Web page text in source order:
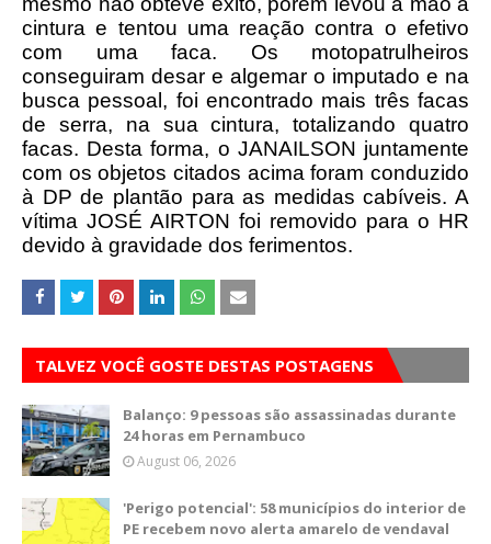
cintura e tentou uma reação contra o efetivo
com uma faca. Os motopatrulheiros
conseguiram desar e algemar o imputado e na
busca pessoal, foi encontrado mais três facas
de serra, na sua cintura, totalizando quatro
facas. Desta forma, o JANAILSON juntamente
com os objetos citados acima foram conduzido
à DP de plantão para as medidas cabíveis. A
vítima JOSÉ AIRTON foi removido para o HR
devido à gravidade dos ferimentos.
TALVEZ VOCÊ GOSTE DESTAS POSTAGENS
Balanço: 9 pessoas são assassinadas durante
24 horas em Pernambuco
August 06, 2026
'Perigo potencial': 58 municípios do interior de
PE recebem novo alerta amarelo de vendaval